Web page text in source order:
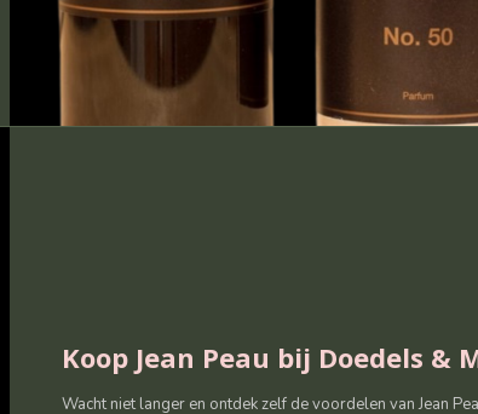
Koop Jean Peau bij Doedels &
Wacht niet langer en ontdek zelf de voordelen van Jean